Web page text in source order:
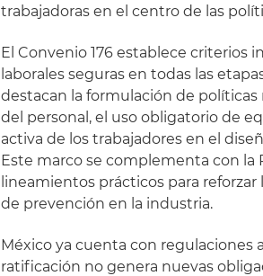
trabajadoras en el centro de las
El Convenio 176 establece criterios
laborales seguras en todas las
destacan la formulación de
del personal, el uso obligatorio de
activa de los trabajadores en el
Este marco se complementa con la
lineamientos prácticos para
de prevención en la industria.
México ya cuenta con regulaciones
ratificación no genera nuevas